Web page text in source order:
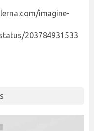
imagine-
203784931533